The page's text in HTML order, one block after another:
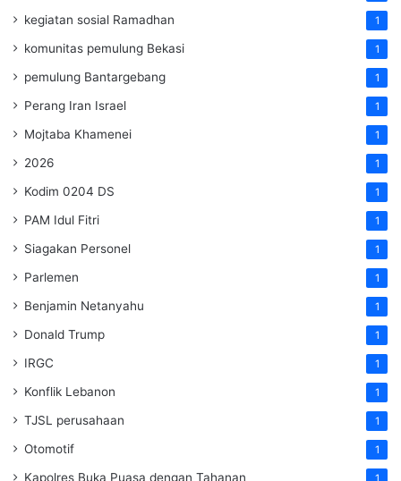
kegiatan sosial Ramadhan 1
komunitas pemulung Bekasi 1
pemulung Bantargebang 1
Perang Iran Israel 1
Mojtaba Khamenei 1
2026 1
Kodim 0204 DS 1
PAM Idul Fitri 1
Siagakan Personel 1
Parlemen 1
Benjamin Netanyahu 1
Donald Trump 1
IRGC 1
Konflik Lebanon 1
TJSL perusahaan 1
Otomotif 1
Kapolres Buka Puasa dengan Tahanan 1